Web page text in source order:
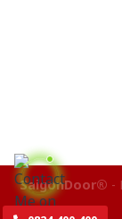
SaigonDoor® -